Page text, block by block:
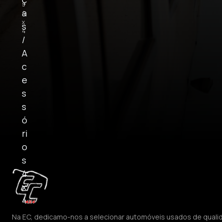
a
s
/
A
c
e
s
s
ó
ri
o
s
4
x
4
s
4
x
4
Na EC, dedicamo-nos a selecionar automóveis usados de